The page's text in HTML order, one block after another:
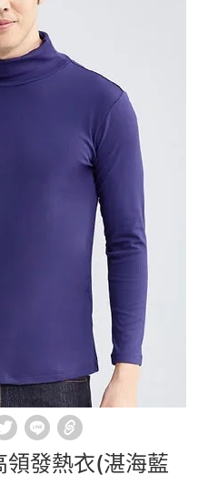
發熱衣(湛海藍